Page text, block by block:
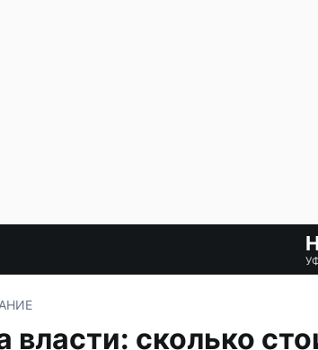
власти: сколько